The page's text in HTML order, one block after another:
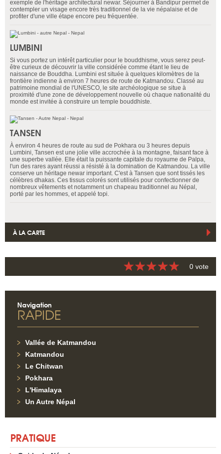
exemple de l'héritage architectural newar. Séjourner à Bandipur permet de
contempler un visage encore très traditionnel de la vie népalaise et de
profiter d'une ville étape encore peu fréquentée.
LUMBINI
Si vous portez un intérêt particulier pour le bouddhisme, vous serez peut-
être curieux de découvrir la ville considérée comme étant le lieu de
naissance de Bouddha. Lumbini est située à quelques kilomètres de la
frontière indienne à environ 7 heures de route de Katmandou. Classé au
patrimoine mondial de l'UNESCO, le site archéologique se situe à
proximité d'une zone de développement nouvelle où chaque nationalité du
monde est invitée à construire un temple bouddhiste.
TANSEN
À environ 4 heures de route au sud de Pokhara ou 3 heures depuis
Lumbini, Tansen est une jolie ville accrochée à la montagne, faisant face à
une superbe vallée. Elle était la puissante capitale du royaume de Palpa,
l'un des rares ayant réussi a résisté à la domination de Katmandou. La ville
conserve un héritage newar important. C'est à Tansen que sont tissés les
célèbres dhakas. Ces tissus colorés sont utilisés pour confectionner de
nombreux vêtements et notamment un chapeau traditionnel au Népal,
porté par les hommes, et appelé topi.
À LA CARTE
0 vote
Navigation
RAPIDE
Vallée de Katmandou
Katmandou
Le Chitwan
Pokhara
L'Himalaya
Un Autre Népal
PRATIQUE